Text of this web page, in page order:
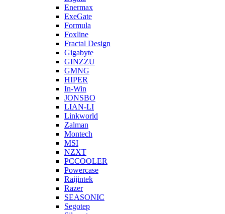
Enermax
ExeGate
Formula
Foxline
Fractal Design
Gigabyte
GINZZU
GMNG
HIPER
In-Win
JONSBO
LIAN-LI
Linkworld
Zalman
Montech
MSI
NZXT
PCCOOLER
Powercase
Raijintek
Razer
SEASONIC
Segotep